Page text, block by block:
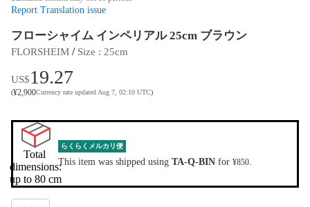
Report Translation issue
フローシャイム インペリアル 25cm ブラウン
FLORSHEIM / Size : 25cm
US$19.27
(¥2,900Currency rate updated Aug 7, 02:10 UTC)
Total
dimensions:
up to 80 cm
らくらくメルカリ便
This item was shipped using TA-Q-BIN for ¥850.